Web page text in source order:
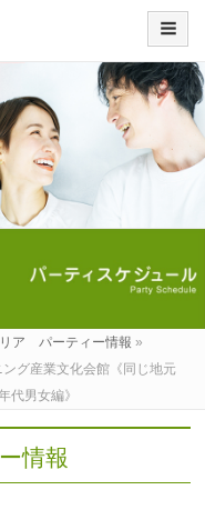
ア パーティー情報 »
グ産業文化会館《同じ地元
代男女編》
情報